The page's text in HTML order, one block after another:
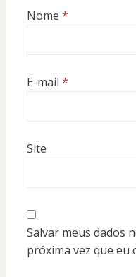
Nome *
E-mail *
Site
Salvar meus dados
próxima vez que eu